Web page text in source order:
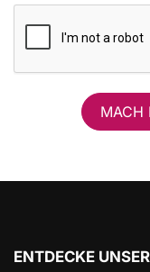
MACH
ENTDECKE